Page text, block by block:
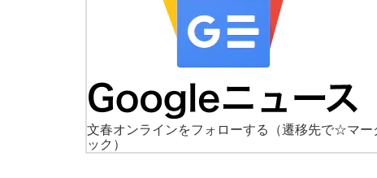
文春オンラインをフォローする
（遷移先で☆マー
ック）